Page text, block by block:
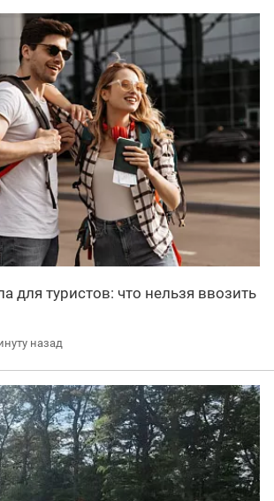
для туристов: что нельзя ввозить
назад